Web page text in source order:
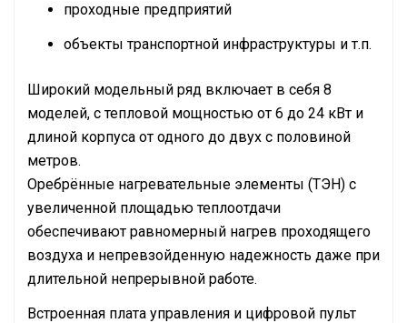
проходные предприятий
объекты транспортной инфраструктуры и т.п.
Широкий модельный ряд включает в себя 8
моделей, с тепловой мощностью от 6 до 24 кВт и
длиной корпуса от одного до двух с половиной
метров.
Оребрённые нагревательные элементы (ТЭН) с
увеличенной площадью теплоотдачи
обеспечивают равномерный нагрев проходящего
воздуха и непревзойденную надежность даже при
длительной непрерывной работе.
Встроенная плата управления и цифровой пульт